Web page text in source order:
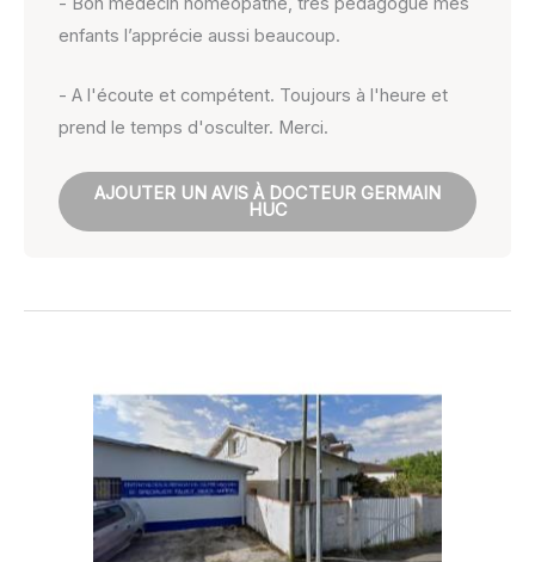
enfants l’apprécie aussi beaucoup.
- A l'écoute et compétent. Toujours à l'heure et
prend le temps d'osculter. Merci.
AJOUTER UN AVIS À DOCTEUR GERMAIN
HUC